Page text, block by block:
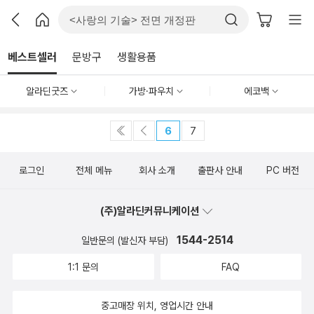
베스트셀러 문방구 생활용품
알라딘굿즈 가방·파우치 에코백
6 7
로그인 전체 메뉴 회사 소개 출판사 안내 PC 버전
(주)알라딘커뮤니케이션
일반문의 (발신자 부담) 1544-2514
1:1 문의 FAQ
중고매장 위치, 영업시간 안내